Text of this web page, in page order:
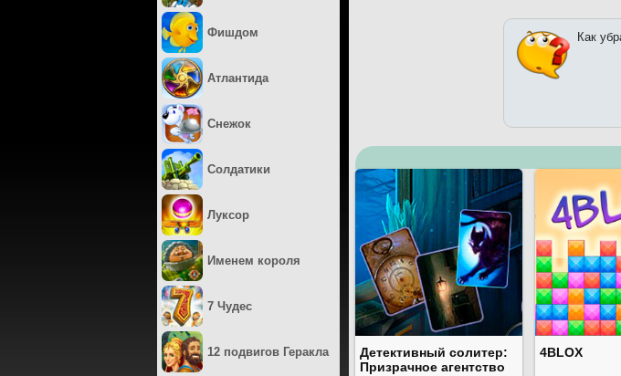
Как
Детективный солитер:
Призрачное агентство
4BLOX
Фишдом
Атлантида
Снежок
Солдатики
Луксор
Именем короля
7 Чудес
12 подвигов Геракла